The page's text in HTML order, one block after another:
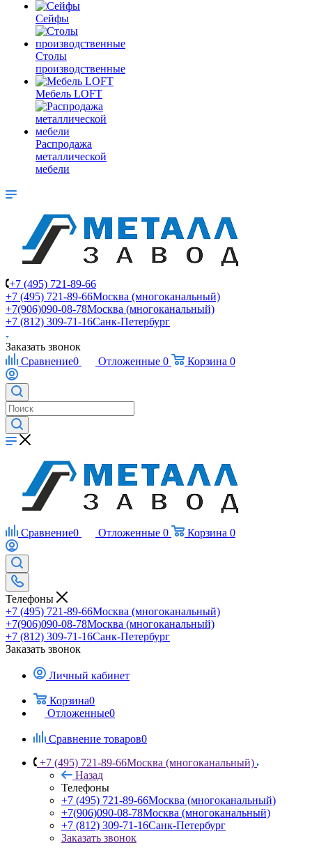
Сейфы
Столы
производственные
Мебель LOFT
Распродажа
металлической
мебели
+7 (495) 721-89-66
+7 (495) 721-89-66Москва (многоканальный)
+7(906)090-08-78Москва (многоканальный)
+7 (812) 309-71-16Санк-Петербург
Заказать звонок
Сравнение0 Отложенные 0 Корзина 0
Сравнение0 Отложенные 0 Корзина 0
Телефоны
+7 (495) 721-89-66Москва (многоканальный)
+7(906)090-08-78Москва (многоканальный)
+7 (812) 309-71-16Санк-Петербург
Заказать звонок
Личный кабинет
Корзина0
Отложенные0
Сравнение товаров0
+7 (495) 721-89-66Москва (многоканальный)
Назад
Телефоны
+7 (495) 721-89-66Москва (многоканальный)
+7(906)090-08-78Москва (многоканальный)
+7 (812) 309-71-16Санк-Петербург
Заказать звонок